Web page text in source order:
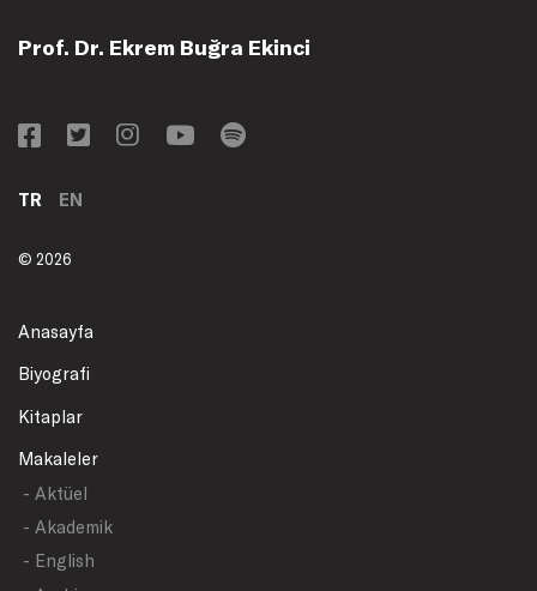
Prof. Dr. Ekrem Buğra Ekinci
TR EN
© 2026
Anasayfa
Biyografi
Kitaplar
Makaleler
- Aktüel
- Akademik
- English